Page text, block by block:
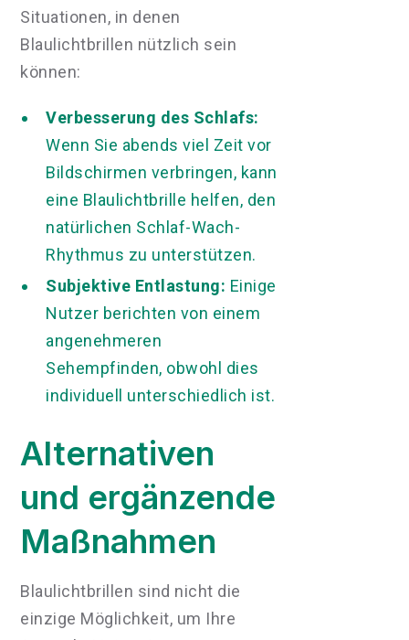
Situationen, in denen
Blaulichtbrillen nützlich sein
können:
Verbesserung des Schlafs:
Wenn Sie abends viel Zeit vor
Bildschirmen verbringen, kann
eine Blaulichtbrille helfen, den
natürlichen Schlaf-Wach-
Rhythmus zu unterstützen.
Subjektive Entlastung: Einige
Nutzer berichten von einem
angenehmeren
Sehempfinden, obwohl dies
individuell unterschiedlich ist.
Alternativen
und ergänzende
Maßnahmen
Blaulichtbrillen sind nicht die
einzige Möglichkeit, um Ihre